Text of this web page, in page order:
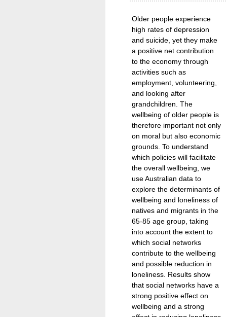
Older people experience
high rates of depression
and suicide, yet they make
a positive net contribution
to the economy through
activities such as
employment, volunteering,
and looking after
grandchildren. The
wellbeing of older people is
therefore important not only
on moral but also economic
grounds. To understand
which policies will facilitate
the overall wellbeing, we
use Australian data to
explore the determinants of
wellbeing and loneliness of
natives and migrants in the
65-85 age group, taking
into account the extent to
which social networks
contribute to the wellbeing
and possible reduction in
loneliness. Results show
that social networks have a
strong positive effect on
wellbeing and a strong